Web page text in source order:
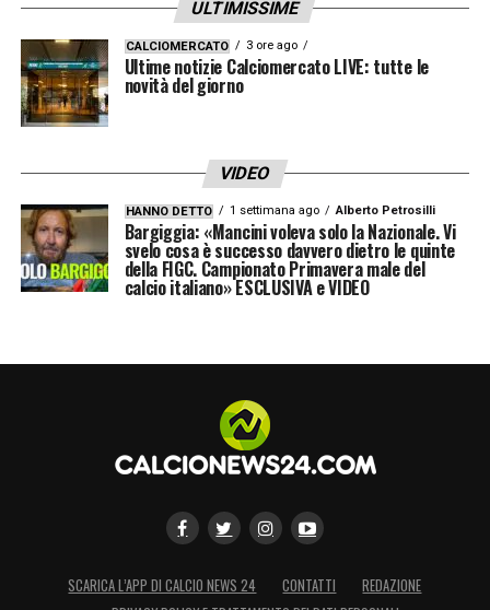
ULTIMISSIME
CALCIOMERCATO 3 ore ago
Ultime notizie Calciomercato LIVE: tutte le
novità del giorno
VIDEO
HANNO DETTO 1 settimana ago Alberto Petrosilli
Bargiggia: «Mancini voleva solo la Nazionale. Vi
svelo cosa è successo davvero dietro le quinte
della FIGC. Campionato Primavera male del
calcio italiano» ESCLUSIVA e VIDEO
SCARICA L’APP DI CALCIO NEWS 24 CONTATTI
REDAZIONE